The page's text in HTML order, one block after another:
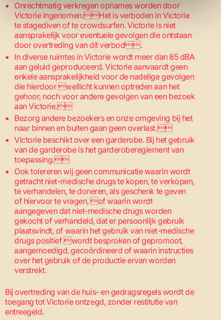
Onrechtmatig verkregen opnames worden door
Victorie ingenomen.Het is verboden in Victorie
te stagediven of te crowdsurfen. Victorie is niet
aansprakelijk voor eventuele gevolgen die ontstaan
door overtreding van dit verbod.
In diverse ruimtes in Victorie wordt meer dan 85 dBA
aan geluid geproduceerd. Victorie aanvaardt geen
enkele aansprakelijkheid voor de nadelige gevolgen
die hierdoor wellicht kunnen optreden aan het
gehoor, noch voor andere gevolgen van een bezoek
aan Victorie.
Bezorg andere bezoekers en onze omgeving bij het
naar binnen en buiten gaan geen overlast.
Victorie beschikt over een garderobe. Bij het gebruik
van de garderobe is het garderobereglement van
toepassing.
Ook tolereren wij geen communicatie waarin wordt
getracht niet-medische drugs te kopen, te verkopen,
te verhandelen, te doneren, als geschenk te geven
of hiervoor te vragen, of waarin wordt
aangegeven dat niet-medische drugs worden
gekocht of verhandeld, dat er persoonlijk gebruik
plaatsvindt, of waarin het gebruik van niet-medische
drugs positief wordt besproken of gepromoot,
aangemoedigd, gecoördineerd of waarin instructies
over het gebruik of de productie ervan worden
verstrekt.
Bij overtreding van de huis- en gedragsregels wordt de
toegang tot Victorie ontzegd, zonder restitutie van
entreegeld.